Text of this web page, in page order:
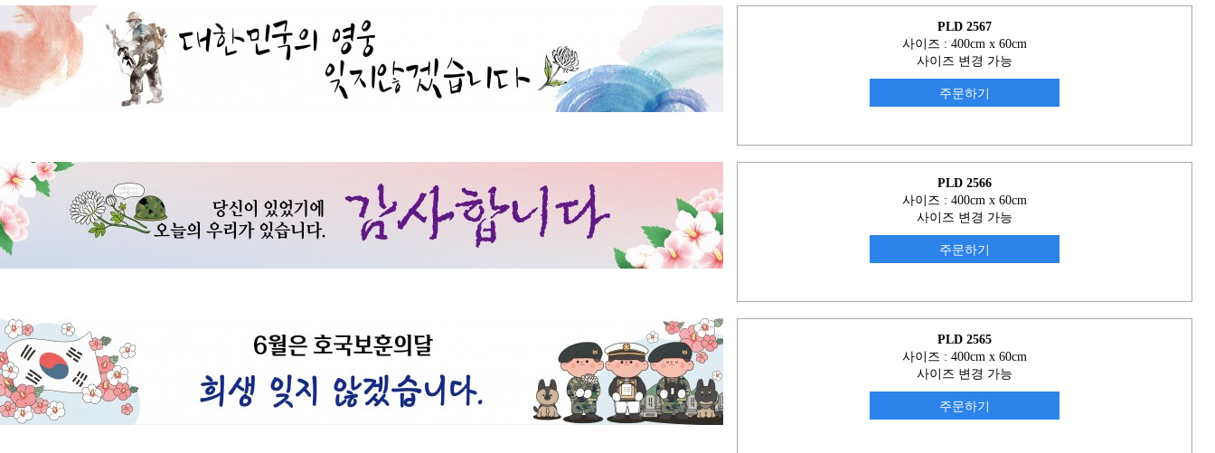
PLD 2567
사이즈 : 400cm x 60cm
사이즈 변경 가능
주문하기
PLD 2566
사이즈 : 400cm x 60cm
사이즈 변경 가능
주문하기
PLD 2565
사이즈 : 400cm x 60cm
사이즈 변경 가능
주문하기